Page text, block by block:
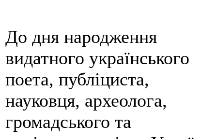
До дня народження
видатного українського
поета, публіциста,
науковця, археолога,
громадського та